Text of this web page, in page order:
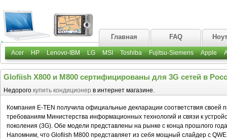
Главная FAQ
Acer HP Lenovo-IBM LG MSI Toshiba Fujitsu-Siemens Apple
Glofiish X800 и M800 сертифицированы для 3G сетей в
Недорого купить кондиционер в интернет магазине.
Компания E-TEN получила официальные декларации соответствия своей
требованиям Министерства информационных технологий и связи к
поколения (3G). Обе модели представлены на рынке с конца прошлого
Напомним, что Glofiish M800 представляет из себя мощный слайдер с